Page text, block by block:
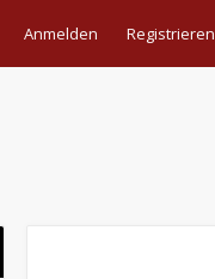
Anmelden Registrieren